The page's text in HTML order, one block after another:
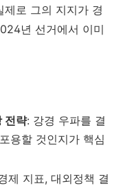
제로 그의 지지가 경
년 선거에서 이미
전략: 강경 우파를 결
용할 것인지가 핵심
제 지표, 대외정책 결